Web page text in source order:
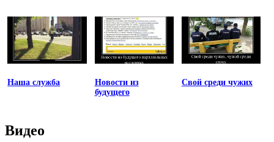
Наша служба
Новости из
будущего
Свой среди чужих
Видео